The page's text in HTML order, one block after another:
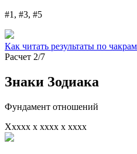
#1, #3, #5
Как читать результаты по
Расчет 2/7
Знаки Зодиака
Фундамент отношений
Xxxxx x xxxx x xxxx